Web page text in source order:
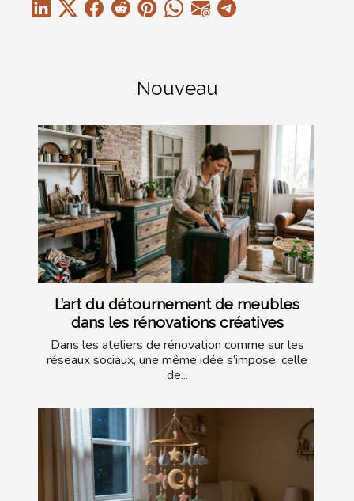
Nouveau
L’art du détournement de meubles
dans les rénovations créatives
Dans les ateliers de rénovation comme sur les
réseaux sociaux, une même idée s’impose, celle
de...